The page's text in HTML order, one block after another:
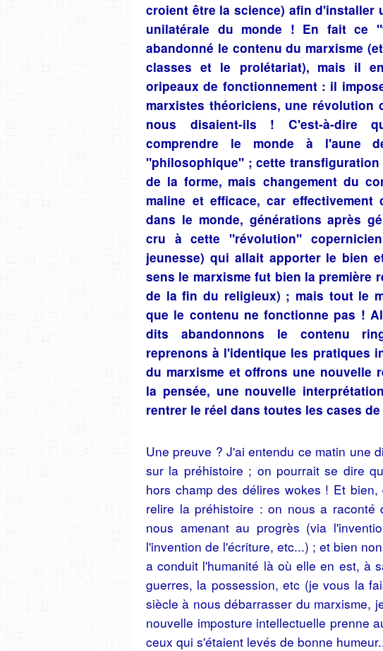
croient être la science) afin d'installer
unilatérale du monde ! En fait ce
abandonné le contenu du marxisme
classes et le prolétariat), mais il
oripeaux de fonctionnement : il
marxistes théoriciens, une révolution
nous disaient-ils ! C'est-à-dire
comprendre le monde à l'aune
"philosophique" ; cette
de la forme, mais changement du
maline et efficace, car effectivement
dans le monde, générations après
cru à cette "révolution"
jeunesse) qui allait apporter le bien
sens le marxisme fut bien la première
de la fin du religieux) ; mais tout le
que le contenu ne fonctionne pas !
dits abandonnons le contenu
reprenons à l'identique les pratiques
du marxisme et offrons une nouvelle
la pensée, une nouvelle
rentrer le réel dans toutes les cases
Une preuve ? J'ai entendu ce matin une
sur la préhistoire ; on pourrait se dire
hors champ des délires wokes ! Et
relire la préhistoire : on nous a
nous amenant au progrès (via
l'invention de l'écriture, etc...) ; et bien
a conduit l'humanité là où elle en est, à
guerres, la possession, etc (je vous la
siècle à nous débarrasser du marxisme,
nouvelle imposture intellectuelle prenne
ceux qui s'étaient levés de bonne